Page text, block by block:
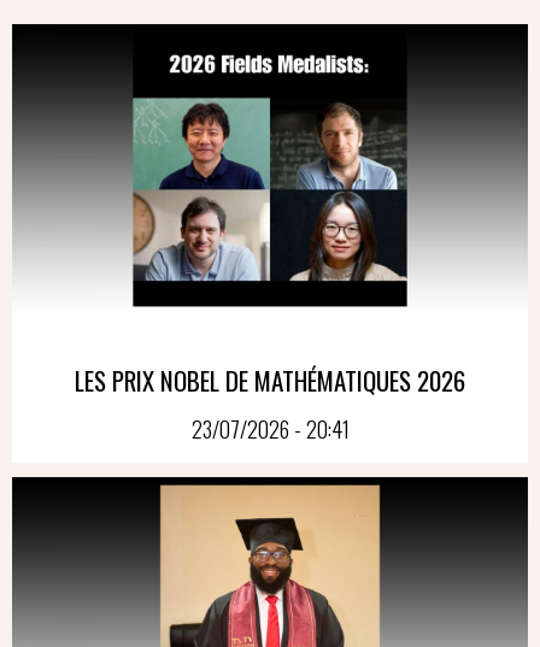
LES PRIX NOBEL DE MATHÉMATIQUES 2026
23/07/2026 - 20:41